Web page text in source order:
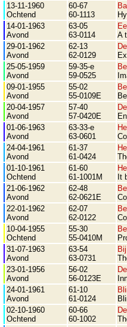
13-11-1960
Ochtend
60-67
60-1113
14-01-1963
Avond
63-05
63-0114
A
29-01-1962
Avond
62-13
62-0129
25-05-1959
Avond
59-35-e
59-0525
09-01-1955
Avond
55-02
55-0109E
20-04-1957
Avond
57-40
57-0420E
01-06-1963
Avond
63-33-e
63-0601
24-04-1961
Avond
61-37
61-0424
01-10-1961
Ochtend
61-60
61-1001M
It
21-06-1962
Avond
62-48
62-0621E
22-01-1962
Avond
62-07
62-0122
10-04-1955
Ochtend
55-30
55-0410M
31-07-1963
Avond
63-54
63-0731
23-01-1956
Avond
56-02
56-0123E
24-01-1961
Avond
61-10
61-0124
02-10-1960
Ochtend
60-66
60-1002